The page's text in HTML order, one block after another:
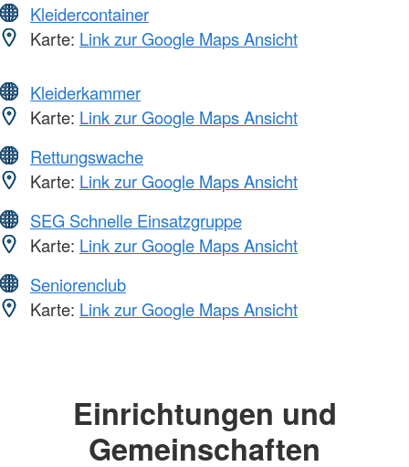
Kleidercontainer
Karte: Link zur Google Maps Ansicht
Kleiderkammer
Karte: Link zur Google Maps Ansicht
Rettungswache
Karte: Link zur Google Maps Ansicht
SEG Schnelle Einsatzgruppe
Karte: Link zur Google Maps Ansicht
Seniorenclub
Karte: Link zur Google Maps Ansicht
Einrichtungen und
Gemeinschaften